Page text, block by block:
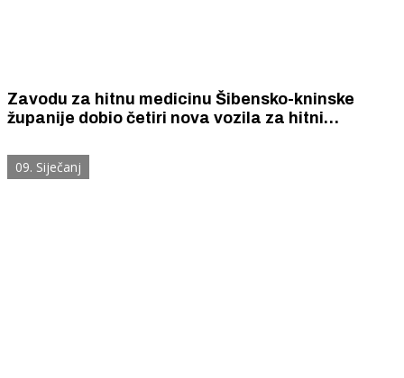
Zavodu za hitnu medicinu Šibensko-kninske
županije dobio četiri nova vozila za hitni
09. Siječanj